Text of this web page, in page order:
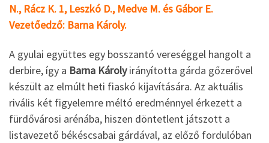
N., Rácz K. 1, Leszkó D., Medve M. és Gábor E.
Vezetőedző: Barna Károly.
A gyulai együttes egy bosszantó vereséggel hangolt a
derbire, így a Barna Károlyirányította gárda gőzerővel
készült az elmúlt heti fiaskó kijavítására. Az aktuális
rivális két figyelemre méltó eredménnyel érkezett a
fürdővárosi arénába, hiszen döntetlent játszott a
listavezető békéscsabai gárdával, az előző fordulóban